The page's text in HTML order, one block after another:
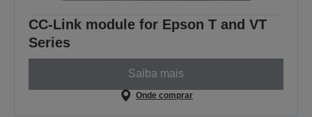
CC-Link module for Epson T and VT
Series
Saiba mais
Onde comprar